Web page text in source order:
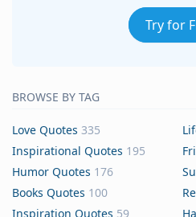
Try for
BROWSE BY TAG
Love Quotes 335
Inspirational Quotes 195
Humor Quotes 176
Books Quotes 100
Inspiration Quotes 59